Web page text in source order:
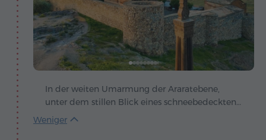
In der weiten Umarmung der Araratebene,
unter dem stillen Blick eines schneebedeckten
Giganten, erhebt sich Khor Virap – ein
Heiligtum, in dem Legende, Glaube und der